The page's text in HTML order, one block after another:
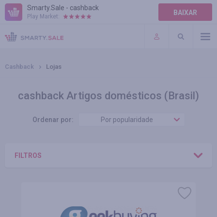
Smarty.Sale - cashback
Play Market: BAIXAR
AJUDA
TERMOS DE USO
Cashback Lojas
cashback Artigos domésticos (Brasil)
Ordenar por: Por popularidade
FILTROS